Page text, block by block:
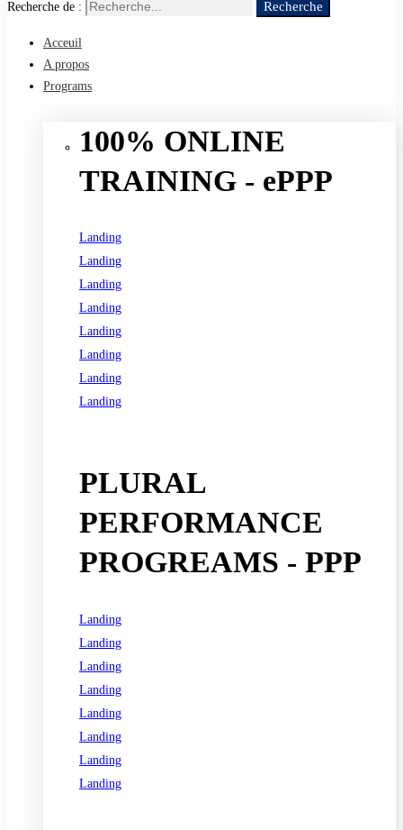
Recherche de : Recherche
Acceuil
A propos
Programs
100% ONLINE
TRAINING - ePPP
Landing
Landing
Landing
Landing
Landing
Landing
Landing
Landing
PLURAL
PERFORMANCE
PROGREAMS - PPP
Landing
Landing
Landing
Landing
Landing
Landing
Landing
Landing